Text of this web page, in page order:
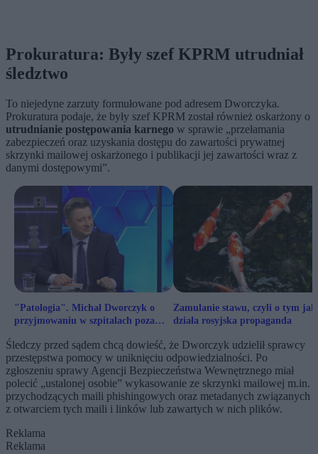
Prokuratura: Były szef KPRM utrudniał
śledztwo
To niejedyne zarzuty formułowane pod adresem Dworczyka.
Prokuratura podaje, że były szef KPRM został również oskarżony o
utrudnianie postępowania karnego w sprawie „przełamania
zabezpieczeń oraz uzyskania dostępu do zawartości prywatnej
skrzynki mailowej oskarżonego i publikacji jej zawartości wraz z
danymi dostępowymi”.
"Patologia". Michał Dworczyk o
przyjmowaniu w szpitalach poza
Zamulanie stawu, czyli o tym jak
działa rosyjska propaganda
Śledczy przed sądem chcą dowieść, że Dworczyk udzielił sprawcy
przestępstwa pomocy w uniknięciu odpowiedzialności. Po
zgłoszeniu sprawy Agencji Bezpieczeństwa Wewnętrznego miał
polecić „ustalonej osobie” wykasowanie ze skrzynki mailowej m.in.
przychodzących maili phishingowych oraz metadanych związanych
z otwarciem tych maili i linków lub zawartych w nich plików.
Reklama
Reklama